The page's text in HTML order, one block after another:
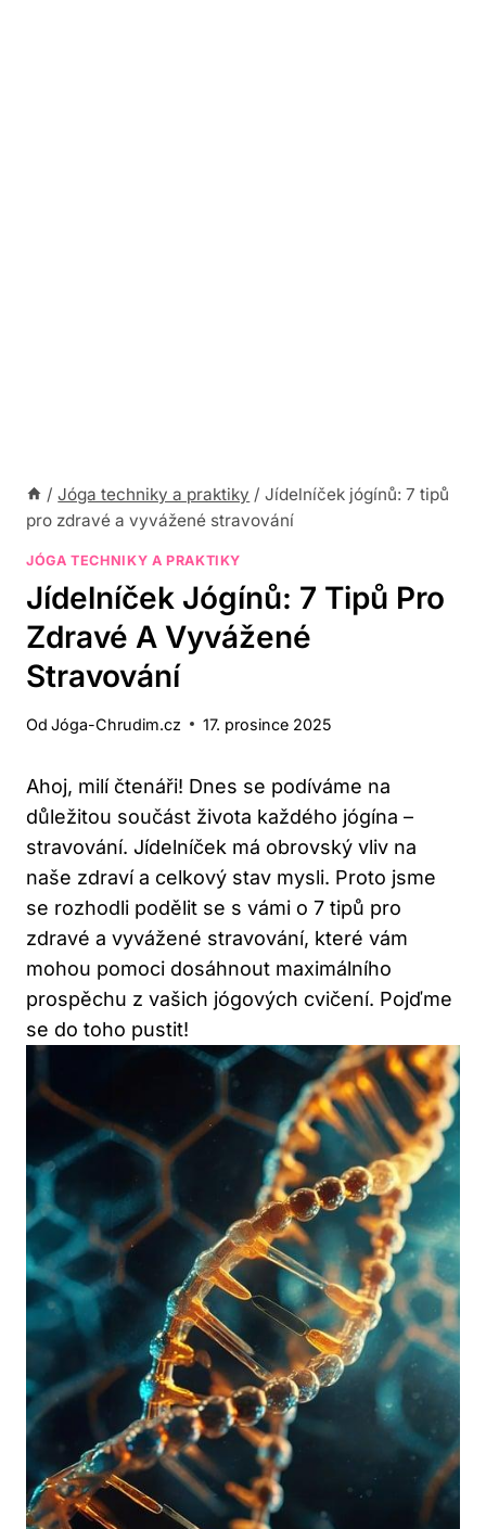
/ Jóga techniky a praktiky / Jídelníček jógínů: 7 tipů
pro zdravé a vyvážené stravování
JÓGA TECHNIKY A PRAKTIKY
Jídelníček Jógínů: 7 Tipů Pro
Zdravé A Vyvážené
Stravování
Od Jóga-Chrudim.cz 17. prosince 2025
Ahoj, milí čtenáři! Dnes se podíváme na
důležitou součást života každého jógína –
stravování. Jídelníček má obrovský vliv na
naše zdraví a celkový stav mysli. Proto jsme
se rozhodli podělit se s vámi o 7 tipů pro
zdravé a vyvážené stravování, které vám
mohou pomoci dosáhnout maximálního
prospěchu z vašich jógových cvičení. Pojďme
se do toho pustit!